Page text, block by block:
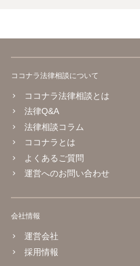
ココナラ法律相談について
ココナラ法律相談とは
法律Q&A
法律相談コラム
ココナラとは
よくあるご質問
運営へのお問い合わせ
会社情報
運営会社
採用情報